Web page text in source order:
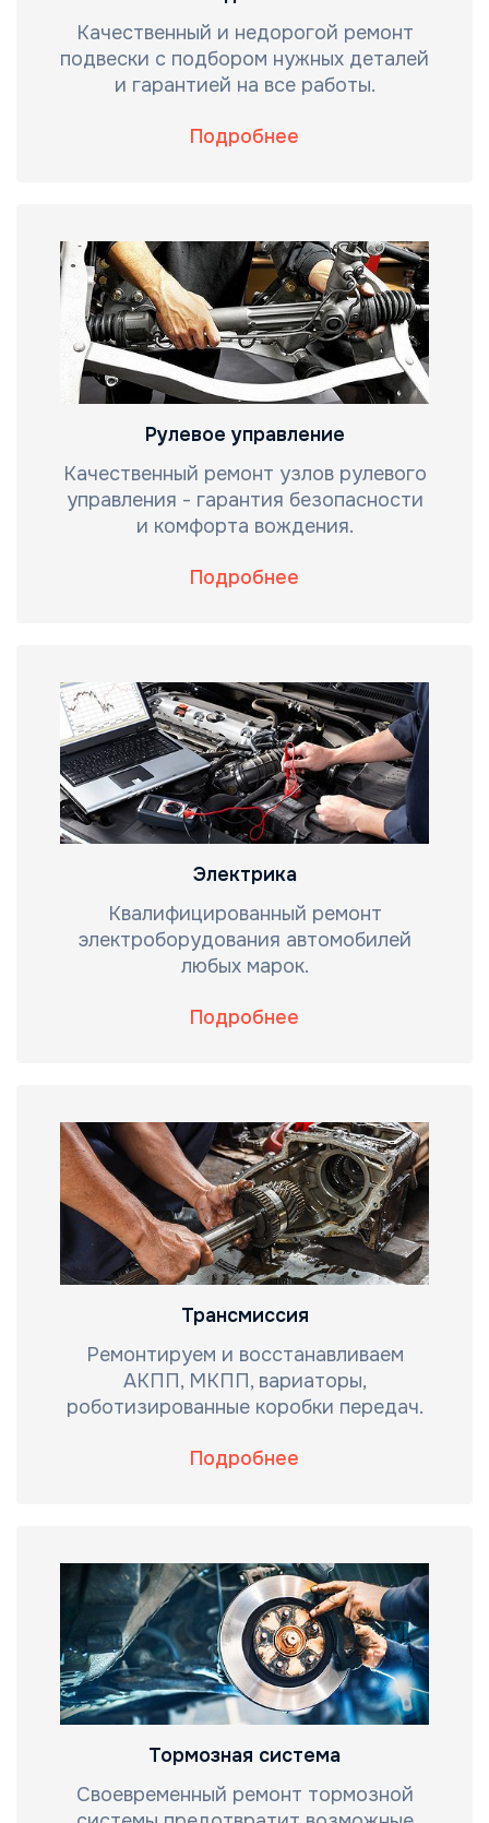
Качественный и недорогой ремонт
подвески с подбором нужных деталей
и гарантией на все работы.
Подробнее
Рулевое управление
Качественный ремонт узлов рулевого
управления - гарантия безопасности
и комфорта вождения.
Подробнее
Электрика
Квалифицированный ремонт
электроборудования автомобилей
любых марок.
Подробнее
Трансмиссия
Ремонтируем и восстанавливаем
АКПП, МКПП, вариаторы,
роботизированные коробки передач.
Подробнее
Тормозная система
Своевременный ремонт тормозной